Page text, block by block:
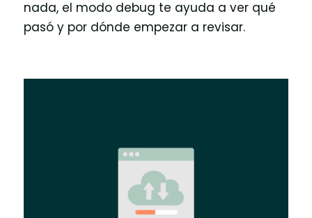
nada, el modo debug te ayuda a ver qué
pasó y por dónde empezar a revisar.